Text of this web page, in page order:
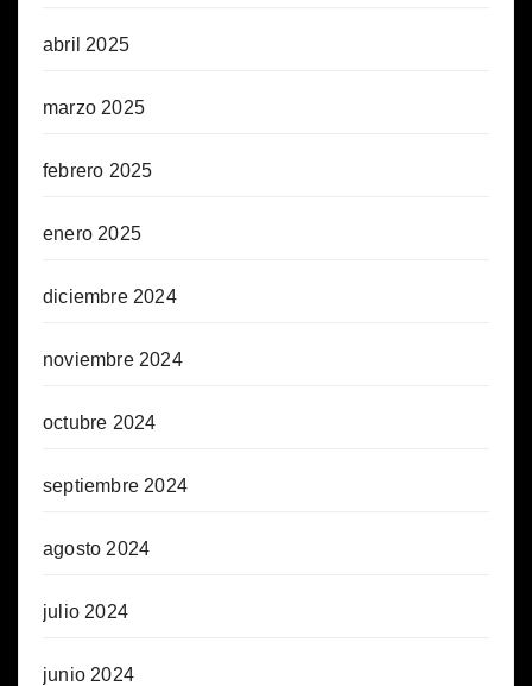
abril 2025
marzo 2025
febrero 2025
enero 2025
diciembre 2024
noviembre 2024
octubre 2024
septiembre 2024
agosto 2024
julio 2024
junio 2024